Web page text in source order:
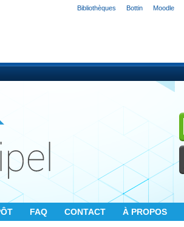
Bibliothèques Bottin Moodle
FAQ CONTACT À PROPOS